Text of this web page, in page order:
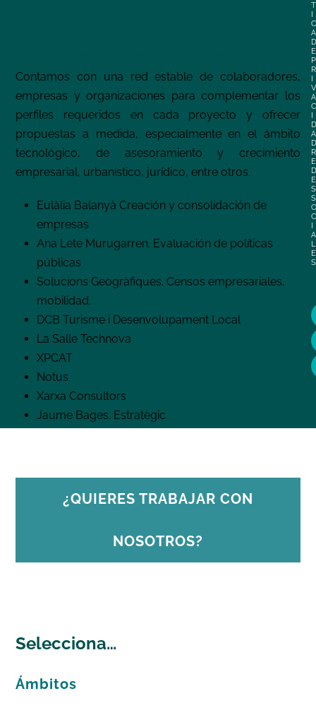
Contamos con una red estable de colaboradores,
empresas y organizaciones para complementar los
perfiles requeridos en cada proyecto y ofrecer
propuestas a medida, especialmente en el ámbito
tecnológico, de asesoramiento y crecimiento
empresarial, urbanístico, jurídico, entre otros.
Eulàlia Balanyà Creación y consolidación de
empresas
Ana Lete Murugarren. Evaluación de políticas
públicas
Solucions Geogràfiques. Censos empresariales,
mobilidad.
DCB Turisme i Desenvolupament Local
La Salle Technova
XPCAT
Notus
Xarxa Consultors
Jaume Bages. Estratègic
¿QUIERES TRABAJAR CON
NOSOTROS?
Selecciona…
Ámbitos
T
C
A
D
E
P
R
V
A
C
D
A
D
R
E
D
E
S
S
O
C
A
L
E
S